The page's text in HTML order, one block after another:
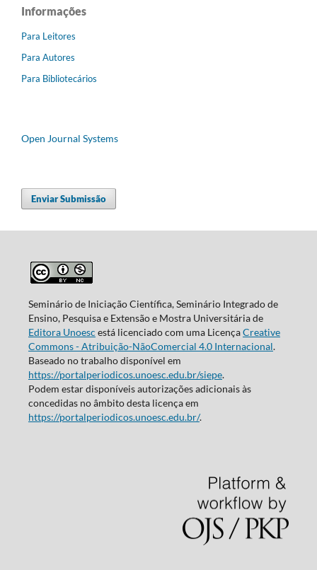
Informações
Para Leitores
Para Autores
Para Bibliotecários
Open Journal Systems
Enviar Submissão
Seminário de Iniciação Científica, Seminário Integrado de
Ensino, Pesquisa e Extensão e Mostra Universitária de
Editora Unoesc está licenciado com uma LicençaCreative
Commons - Atribuição-NãoComercial 4.0 Internacional.
Baseado no trabalho disponível em
https://portalperiodicos.unoesc.edu.br/siepe.
Podem estar disponíveis autorizações adicionais às
concedidas no âmbito desta licença em
https://portalperiodicos.unoesc.edu.br/.